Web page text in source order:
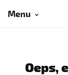
Menu
Oeps,